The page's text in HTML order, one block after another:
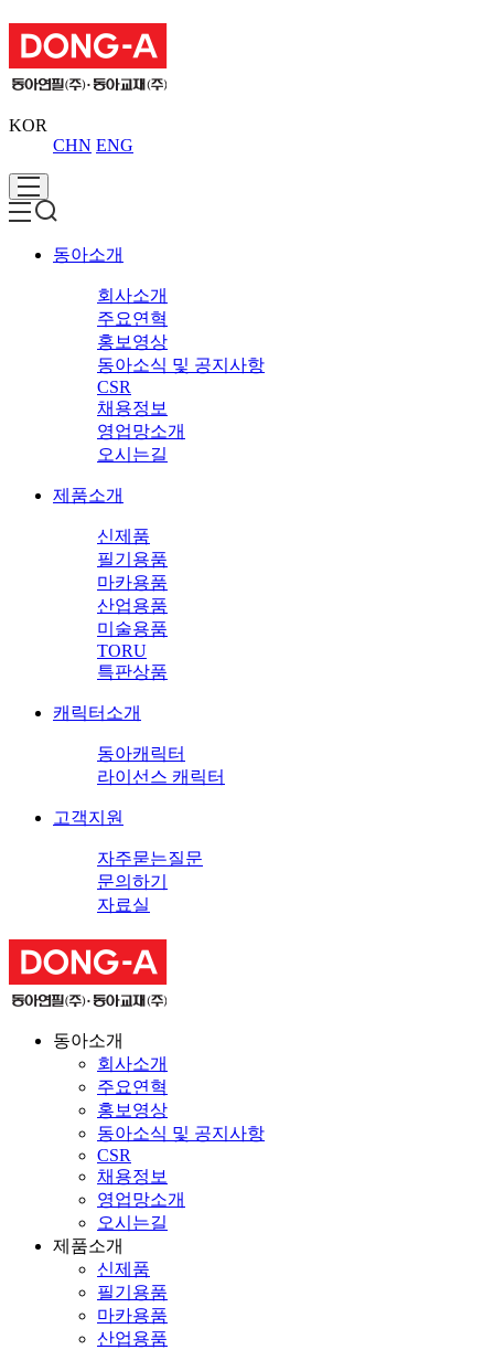
KOR
CHN ENG
동아소개
회사소개
주요연혁
홍보영상
동아소식 및 공지사항
CSR
채용정보
영업망소개
오시는길
제품소개
신제품
필기용품
마카용품
산업용품
미술용품
TORU
특판상품
캐릭터소개
동아캐릭터
라이선스 캐릭터
고객지원
자주묻는질문
문의하기
자료실
동아소개
회사소개
주요연혁
홍보영상
동아소식 및 공지사항
CSR
채용정보
영업망소개
오시는길
제품소개
신제품
필기용품
마카용품
산업용품